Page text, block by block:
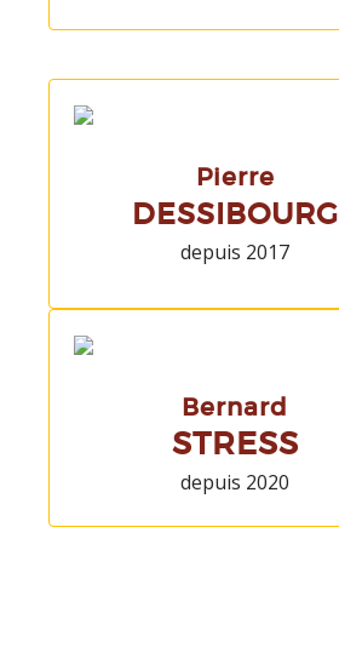
Pierre
DESSIBOURG
depuis 2017
Bernard
STRESS
depuis 2020